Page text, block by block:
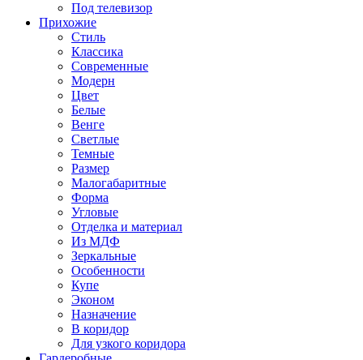
Под телевизор
Прихожие
Стиль
Классика
Современные
Модерн
Цвет
Белые
Венге
Светлые
Темные
Размер
Малогабаритные
Форма
Угловые
Отделка и материал
Из МДФ
Зеркальные
Особенности
Купе
Эконом
Назначение
В коридор
Для узкого коридора